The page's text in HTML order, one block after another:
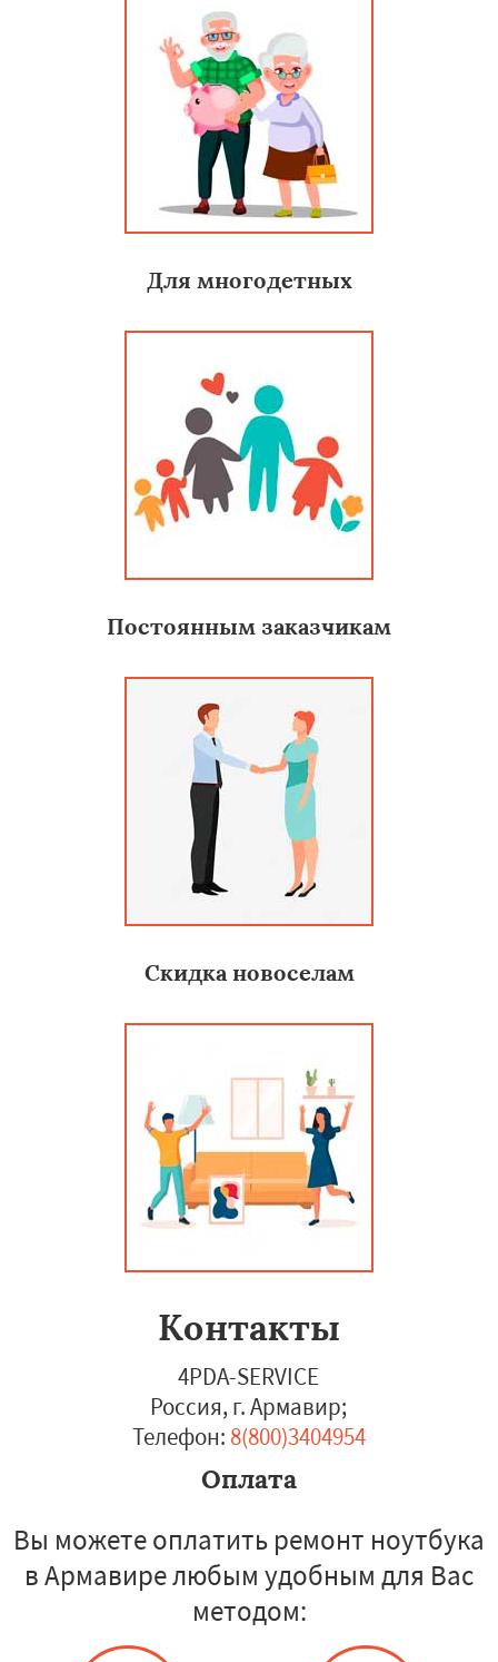
Для многодетных
Постоянным заказчикам
Скидка новоселам
Контакты
4PDA-SERVICE
Россия, г. Армавир;
Телефон: 8(800)3404954
Оплата
Вы можете оплатить ремонт ноутбука
в Армавире любым удобным для Вас
методом: